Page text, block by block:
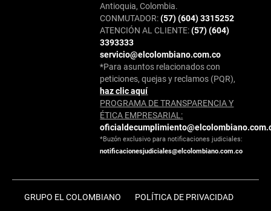
Antioquia, Colombia.
CONMUTADOR:(57) (604) 3315252
ATENCIÓN AL CLIENTE:(57) (604)
3393333
servicio@elcolombiano.com.co
*Para asuntos relacionados con
peticiones, quejas y reclamos (PQR),
haz clic aquí
PROGRAMA DE TRANSPARENCIA Y
ÉTICA EMPRESARIAL:
*Buzón exclusivo para notificaciones judiciales:
notificacionesjudiciales@elcolombiano.com.co
GRUPO EL COLOMBIANO POLÍTICA DE PRIVACIDAD